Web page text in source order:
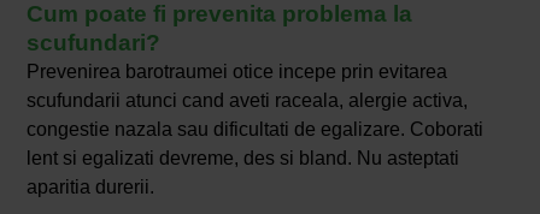
Cum poate fi prevenita problema la
scufundari?
Prevenirea barotraumei otice incepe prin evitarea
scufundarii atunci cand aveti raceala, alergie activa,
congestie nazala sau dificultati de egalizare. Coborati
lent si egalizati devreme, des si bland. Nu asteptati
aparitia durerii.